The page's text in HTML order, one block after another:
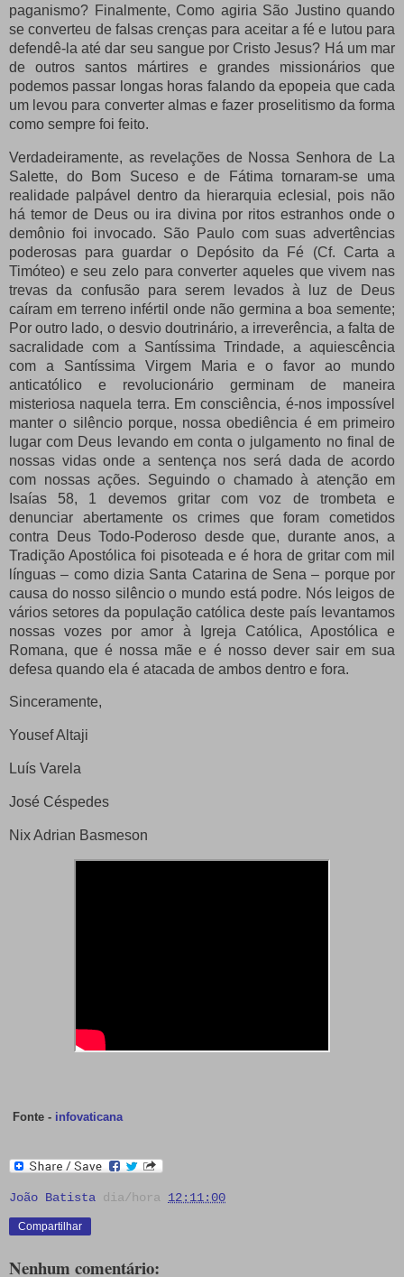
paganismo? Finalmente, Como agiria São Justino quando
se converteu de falsas crenças para aceitar a fé e lutou para
defendê-la até dar seu sangue por Cristo Jesus? Há um mar
de outros santos mártires e grandes missionários que
podemos passar longas horas falando da epopeia que cada
um levou para converter almas e fazer proselitismo da forma
como sempre foi feito.
Verdadeiramente, as revelações de Nossa Senhora de La
Salette, do Bom Suceso e de Fátima tornaram-se uma
realidade palpável dentro da hierarquia eclesial, pois não
há temor de Deus ou ira divina por ritos estranhos onde o
demônio foi invocado. São Paulo com suas advertências
poderosas para guardar o Depósito da Fé (Cf. Carta a
Timóteo) e seu zelo para converter aqueles que vivem nas
trevas da confusão para serem levados à luz de Deus
caíram em terreno infértil onde não germina a boa semente;
Por outro lado, o desvio doutrinário, a irreverência, a falta de
sacralidade com a Santíssima Trindade, a aquiescência
com a Santíssima Virgem Maria e o favor ao mundo
anticatólico e revolucionário germinam de maneira
misteriosa naquela terra. Em consciência, é-nos impossível
manter o silêncio porque, nossa obediência é em primeiro
lugar com Deus levando em conta o julgamento no final de
nossas vidas onde a sentença nos será dada de acordo
com nossas ações. Seguindo o chamado à atenção em
Isaías 58, 1 devemos gritar com voz de trombeta e
denunciar abertamente os crimes que foram cometidos
contra Deus Todo-Poderoso desde que, durante anos, a
Tradição Apostólica foi pisoteada e é hora de gritar com mil
línguas – como dizia Santa Catarina de Sena – porque por
causa do nosso silêncio o mundo está podre. Nós leigos de
vários setores da população católica deste país levantamos
nossas vozes por amor à Igreja Católica, Apostólica e
Romana, que é nossa mãe e é nosso dever sair em sua
defesa quando ela é atacada de ambos dentro e fora.
Sinceramente,
Yousef Altaji
Luís Varela
José Céspedes
Nix Adrian Basmeson
Fonte - infovaticana
João Batista dia/hora 12:11:00
Compartilhar
Nenhum comentário: